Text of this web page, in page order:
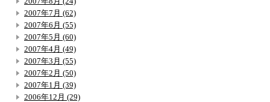
2007年7月 (62)
2007年6月 (55)
2007年5月 (60)
2007年4月 (49)
2007年3月 (55)
2007年2月 (50)
2007年1月 (39)
2006年12月 (29)